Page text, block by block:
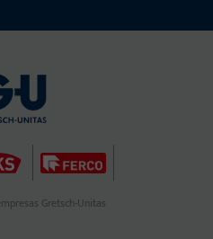
Gretsch-Unitas